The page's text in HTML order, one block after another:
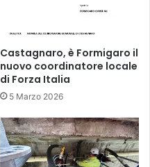
Castagnaro, è Formigaro il
nuovo coordinatore locale
di Forza Italia
5 Marzo 2026